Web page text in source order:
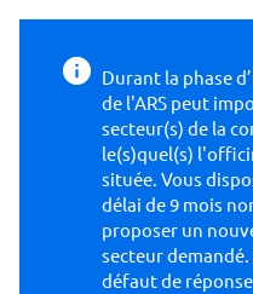
Durant la phase
de l'ARS peut
secteur(s) de la
le(s)quel(s)
située. Vous
délai de 9 mois
proposer un
secteur demandé.
défaut de réponse